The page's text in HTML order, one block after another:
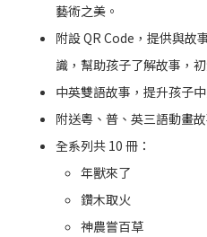
藝術之美。
附設 QR Code，提供與故
識，幫助孩子了解故事，
中英雙語故事，提升孩子
附送粵、普、英三語動畫故
全系列共 10 冊：
年獸來了
鑽木取火
神農嘗百草